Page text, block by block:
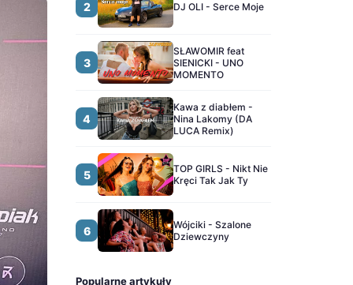
2 DJ OLI - Serce Moje
3
SŁAWOMIR feat
SIENICKI - UNO
MOMENTO
4
Kawa z diabłem -
Nina Lakomy (DA
LUCA Remix)
5
TOP GIRLS - Nikt Nie
Kręci Tak Jak Ty
6
Wójciki - Szalone
Dziewczyny
Popularne artykuły